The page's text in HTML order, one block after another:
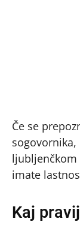
Če se
imate
Kaj